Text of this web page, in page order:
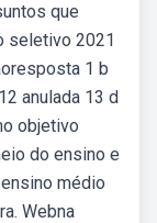
que
seletivo 2021
1 b
anulada 13 d
objetivo
do ensino e
médio
Webna